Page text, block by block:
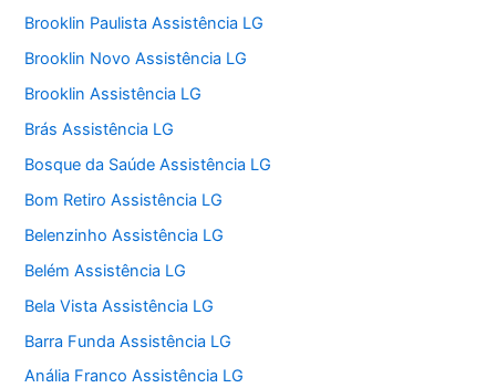
Brooklin Paulista Assistência LG
Brooklin Novo Assistência LG
Brooklin Assistência LG
Brás Assistência LG
Bosque da Saúde Assistência LG
Bom Retiro Assistência LG
Belenzinho Assistência LG
Belém Assistência LG
Bela Vista Assistência LG
Barra Funda Assistência LG
Anália Franco Assistência LG